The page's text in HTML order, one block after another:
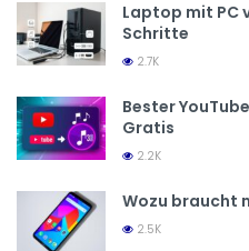
Laptop mit PC
Schritte
2.7K
Bester
Gratis
2.2K
Wozu braucht
2.5K